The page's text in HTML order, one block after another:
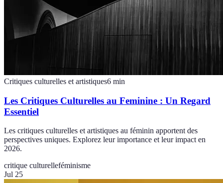
Critiques culturelles et artistiques6 min
Les Critiques Culturelles au Feminine : Un Regard
Essentiel
Les critiques culturelles et artistiques au féminin apportent des
perspectives uniques. Explorez leur importance et leur impact en
2026.
critique culturelleféminisme
Jul 25